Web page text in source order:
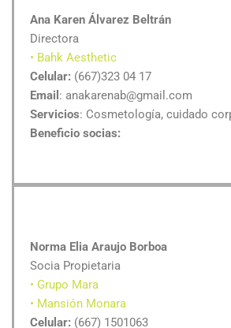
Ana Karen Álvarez Beltrán
Directora
• Bahk Aesthetic
Celular: (667)323 04 17
Email : anakarenab@gmail.com
Servicios: Cosmetología, cuidado
Beneficio socias:
Norma Elia Araujo Borboa
Socia Propietaria
• Grupo Mara
• Mansión Monara
Celular: (667) 1501063